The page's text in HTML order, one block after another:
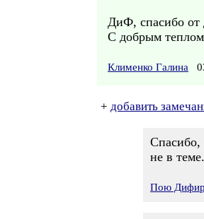
ДиФ, спасибо
С добрым
Клименко Галина
+ добавить
Спасибо,
не в теме.
Пою